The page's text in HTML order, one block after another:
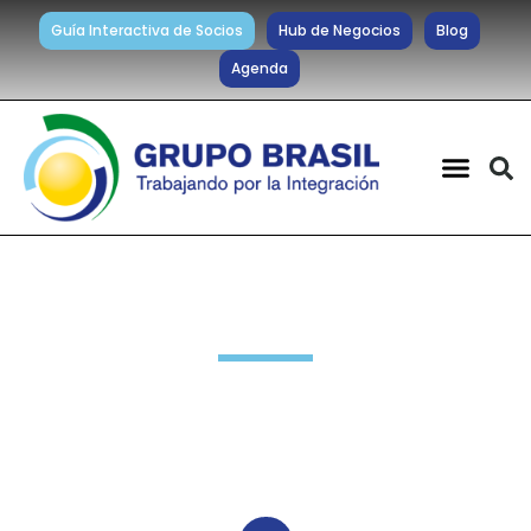
Guía Interactiva de Socios Hub de Negocios
Blog
Agenda